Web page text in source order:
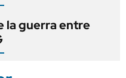
la guerra entre